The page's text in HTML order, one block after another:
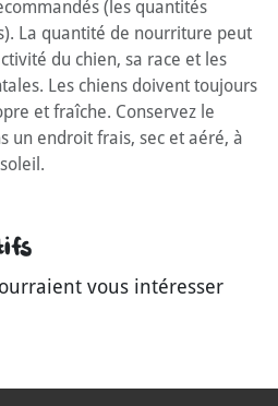
(les quantités
La quantité de nourriture peut
du chien, sa race et les
Les chiens doivent toujours
et fraîche. Conservez le
un endroit frais, sec et aéré, à
vous intéresser